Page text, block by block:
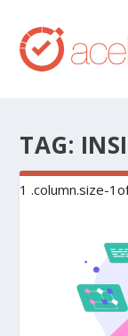
TAG: